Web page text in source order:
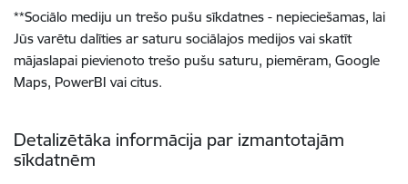
**Sociālo mediju un trešo pušu sīkdatnes - nepieciešamas, lai
Jūs varētu dalīties ar saturu sociālajos medijos vai skatīt
mājaslapai pievienoto trešo pušu saturu, piemēram, Google
Maps, PowerBI vai citus.
Detalizētāka informācija par izmantotajām
sīkdatnēm